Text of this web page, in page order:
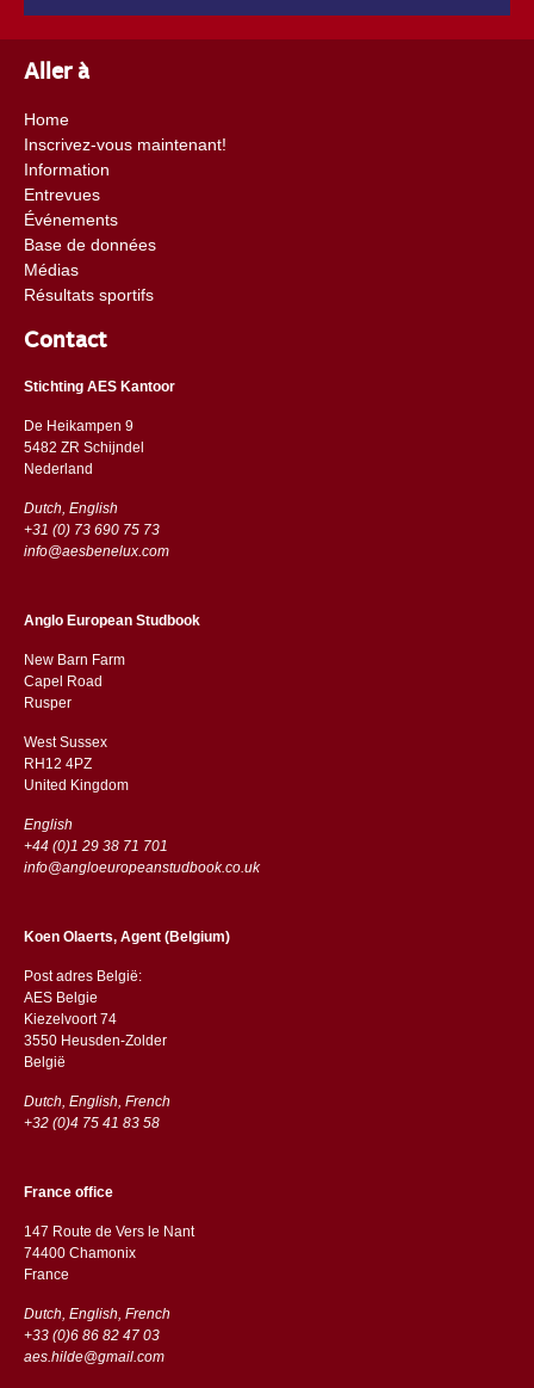
Aller à
Home
Inscrivez-vous maintenant!
Information
Entrevues
Événements
Base de données
Médias
Résultats sportifs
Contact
Stichting AES Kantoor
De Heikampen 9
5482 ZR Schijndel
​​Nederland
Dutch, English
+31 (0) 73 690 75 73
info@aesbenelux.com
Anglo European Studbook
New Barn Farm
Capel Road
​​Rusper
West Sussex
RH12 4PZ
​​United Kingdom
English
+44 (0)1 29 38 71 701
info@angloeuropeanstudbook.co.uk
Koen Olaerts, Agent (Belgium)
Post adres België:
AES Belgie
Kiezelvoort 74
3550 Heusden-Zolder
België
Dutch, English, French
+32 (0)4 75 41 83 58
France office
147 Route de Vers le Nant
74400 Chamonix
France
Dutch, English, French
+33 (0)6 86 82 47 03
aes.hilde@gmail.com